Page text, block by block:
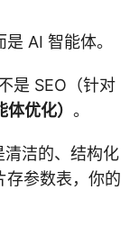
AI 智能体。
是 SEO（针对
优化） 。
洁的、结构化
存参数表，你的